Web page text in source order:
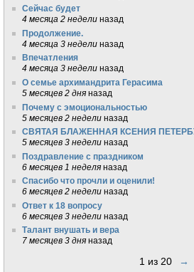
Сейчас будет
4 месяца 2 недели назад
Продолжение.
4 месяца 3 недели назад
Впечатления
4 месяца 3 недели назад
О семье архимандрита Герасима
5 месяцев 2 дня назад
Почему с эмоциональностью
5 месяцев 2 недели назад
СВЯТАЯ БЛАЖЕННАЯ КСЕНИЯ
5 месяцев 3 недели назад
Поздравление с праздником
6 месяцев 1 неделя назад
Спасибо что прочли и оценили!
6 месяцев 2 недели назад
Ответ к 18 вопросу
6 месяцев 3 недели назад
Талант внушать и вера
7 месяцев 3 дня назад
1 из 20 →